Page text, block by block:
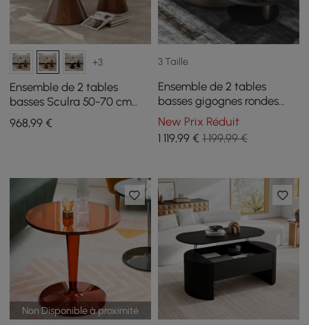
+3
Ensemble de 2 tables
basses Sculra 50-70 cm
noyer avec plateau en
pierre frittée
968,99 €
3 Taille
Ensemble de 2 tables
basses gigognes rondes
modernes de 100 cm or et
noir avec plateau en verre
trempé
New Prix Réduit
1 119,99€ 1 199,99 €
Non Disponible à proximité